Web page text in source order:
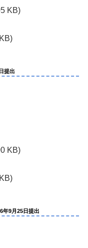
KB)
提出
KB)
年9月25日提出